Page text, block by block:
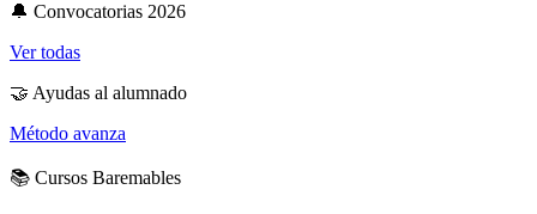
🔔 Convocatorias 2026
Ver todas
🤝 Ayudas al alumnado
Método avanza
📚 Cursos Baremables